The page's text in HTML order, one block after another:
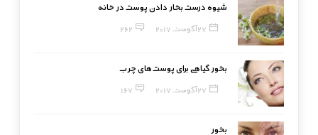
شیوه درست بخار دادن پوست در خانه
27 آگوست, 2017 262
بخور گیاهی برای پوست‌های چرب
27 آگوست, 2017 167
بخور